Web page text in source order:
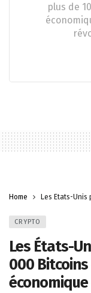
plus de
Home Les États-Unis
CRYPTO
Les États-
000 Bitcoins